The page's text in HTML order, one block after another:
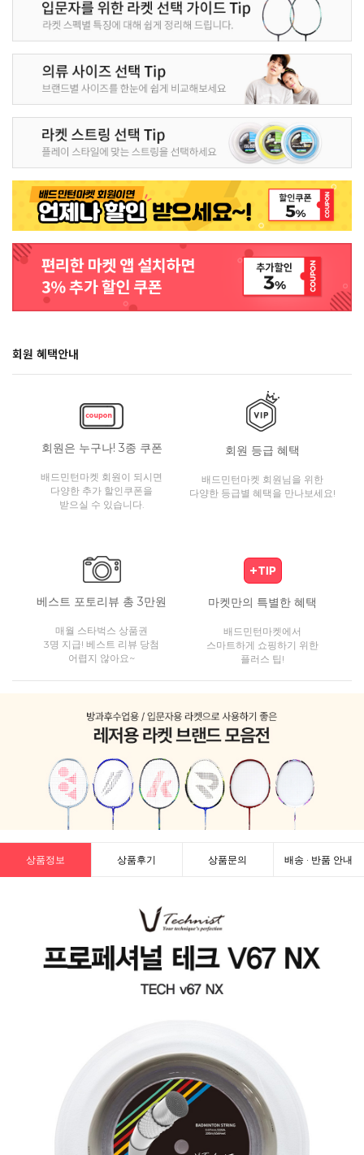
회원 혜택안내
회원은 누구나! 3종 쿠폰
배드민턴마켓 회원이 되시면
다양한 추가 할인쿠폰을
받으실 수 있습니다.
회원 등급 혜택
배드민턴마켓 회원님을 위한
다양한 등급별 혜택을 만나보세요!
베스트 포토리뷰 총 3만원
매월 스타벅스 상품권
3명 지급! 베스트 리뷰 당첨
어렵지 않아요~
마켓만의 특별한 혜택
배드민턴마켓에서
스마트하게 쇼핑하기 위한
플러스 팁!
상품정보 상품후기 상품문의 배송 · 반품 안내